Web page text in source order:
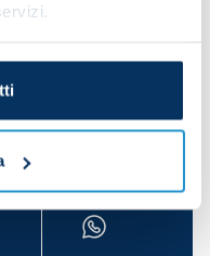
v Spain (27 June)
and support the